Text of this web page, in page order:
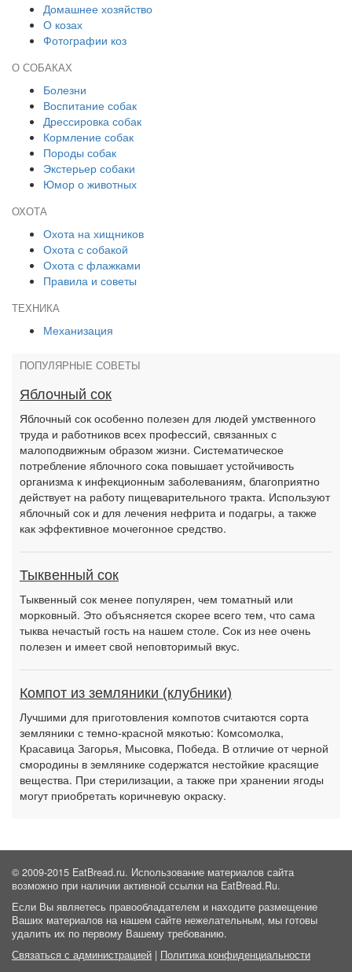
Домашнее хозяйство
О козах
Фотографии коз
О СОБАКАХ
Болезни
Воспитание собак
Дрессировка собак
Кормление собак
Породы собак
Экстерьер собаки
Юмор о животных
ОХОТА
Охота на хищников
Охота с собакой
Охота с флажками
Правила и советы
ТЕХНИКА
Механизация
ПОПУЛЯРНЫЕ СОВЕТЫ
Яблочный сок
Яблочный сок особенно полезен для людей умственного
труда и работников всех профессий, связанных с
малоподвижным образом жизни. Систематическое
потребление яблочного сока повышает устойчивость
организма к инфекционным заболеваниям, благоприятно
действует на работу пищеварительного тракта. Используют
яблочный сок и для лечения нефрита и подагры, а также
как эффективное мочегонное средство.
Тыквенный сок
Тыквенный сок менее популярен, чем томатный или
морковный. Это объясняется скорее всего тем, что сама
тыква нечастый гость на нашем столе. Сок из нее очень
полезен и имеет свой неповторимый вкус.
Компот из земляники (клубники)
Лучшими для приготовления компотов считаются сорта
земляники с темно-красной мякотью: Комсомолка,
Красавица Загорья, Мысовка, Победа. В отличие от черной
смородины в землянике содержатся нестойкие красящие
вещества. При стерилизации, а также при хранении ягоды
могут приобретать коричневую окраску.
© 2009-2015 EatBread.ru. Использование материалов сайта
возможно при наличии активной ссылки на EatBread.Ru.
Если Вы являетесь правообладателем и находите размещение
Ваших материалов на нашем сайте нежелательным, мы готовы
удалить их по первому Вашему требованию.
Связаться с администрацией | Политика конфиденциальности